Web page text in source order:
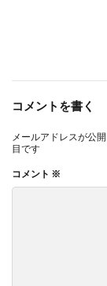
コメントを書く
メールアドレスが公
目です
コメント ※